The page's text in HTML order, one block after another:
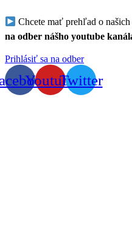
Chcete mať prehľad o
na odber nášho youtube
Prihlásiť sa na odber
YoutubeTwitter